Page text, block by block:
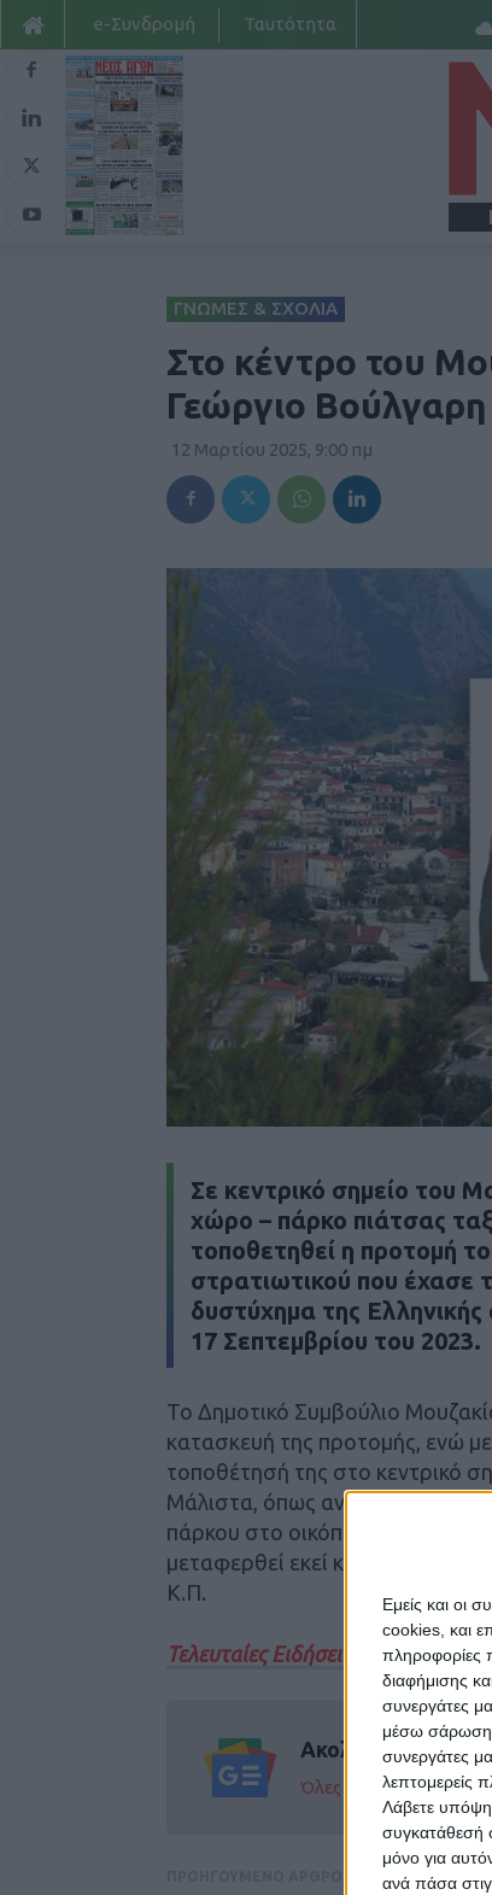
Εμείς και οι
cookies, και
πληροφορίες
διαφήμισης
συνεργάτες
μέσω σάρωσης
συνεργάτες
λεπτομερείς
Λάβετε υπόψη
συγκατάθεσή
μόνο για
ανά πάσα
e-Συνδρομή Ταυτότητα
ΓΝΩΜΕΣ & ΣΧΟΛΙΑ
Στο κέντρο του
Γεώργιο Βούλγαρη
12 Μαρτίου 2025, 9:00 πμ
Σε κεντρικό σημείο του
χώρο – πάρκο πιάτσας
τοποθετηθεί η προτομή
στρατιωτικού που έχασε
δυστύχημα της
17 Σεπτεμβρίου του 2023.
Το Δημοτικό Συμβούλιο
κατασκευή της προτομής, ενώ
τοποθέτησή της στο κεντρικό
Μάλιστα, όπως αναφέρει η
πάρκου στο οικόπεδο του
μεταφερθεί εκεί και θα δοθεί
Κ.Π.
Τελευταίες Ειδήσεις Σήμερα
Ακολούθησε την
Όλες οι εξελίξεις